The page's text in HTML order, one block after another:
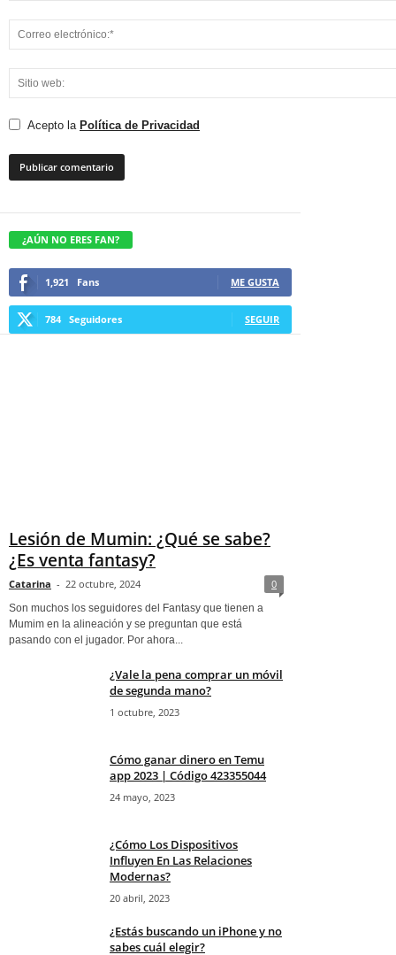
Acepto la Política de Privacidad
¿AÚN NO ERES FAN?
1,921 Fans ME GUSTA
784 Seguidores SEGUIR
Lesión de Mumin: ¿Qué se sabe?
¿Es venta fantasy?
Catarina - 22 octubre, 2024 0
Son muchos los seguidores del Fantasy que tienen a
Mumim en la alineación y se preguntan que está
pasando con el jugador. Por ahora...
¿Vale la pena comprar un móvil
de segunda mano?
1 octubre, 2023
Cómo ganar dinero en Temu
app 2023 | Código 423355044
24 mayo, 2023
¿Cómo Los Dispositivos
Influyen En Las Relaciones
Modernas?
20 abril, 2023
¿Estás buscando un iPhone y no
sabes cuál elegir?